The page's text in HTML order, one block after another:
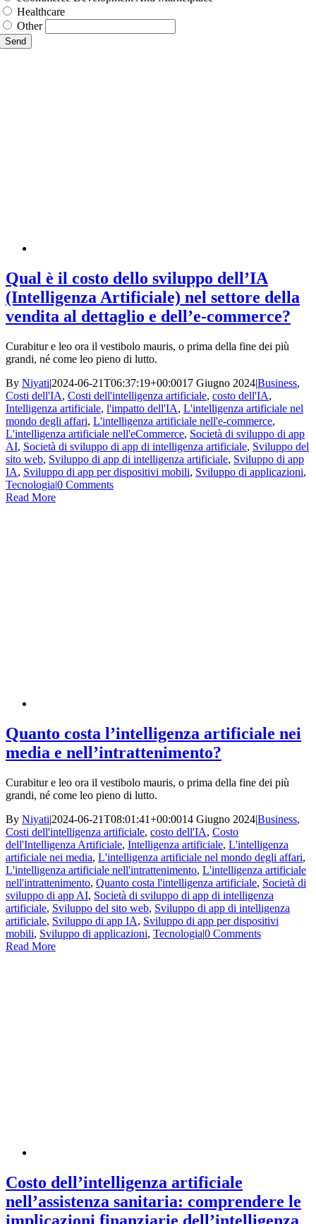
Healthcare
Other
Send
Qual è il costo dello sviluppo dell’IA
(Intelligenza Artificiale) nel settore della
vendita al dettaglio e dell’e-commerce?
Curabitur e leo ora il vestibolo mauris, o prima della fine dei più
grandi, né come leo pieno di lutto.
By Niyati|2024-06-21T06:37:19+00:0017 Giugno 2024|Business,
Costi dell'IA, Costi dell'intelligenza artificiale, costo dell'IA,
Intelligenza artificiale, l'impatto dell'IA, L'intelligenza artificiale nel
mondo degli affari, L'intelligenza artificiale nell'e-commerce,
L'intelligenza artificiale nell'eCommerce, Società di sviluppo di app
AI, Società di sviluppo di app di intelligenza artificiale, Sviluppo del
sito web, Sviluppo di app di intelligenza artificiale, Sviluppo di app
IA, Sviluppo di app per dispositivi mobili, Sviluppo di applicazioni,
Tecnologia|0 Comments
Read More
Quanto costa l’intelligenza artificiale nei
media e nell’intrattenimento?
Curabitur e leo ora il vestibolo mauris, o prima della fine dei più
grandi, né come leo pieno di lutto.
By Niyati|2024-06-21T08:01:41+00:0014 Giugno 2024|Business,
Costi dell'intelligenza artificiale, costo dell'IA, Costo
dell'Intelligenza Artificiale, Intelligenza artificiale, L'intelligenza
artificiale nei media, L'intelligenza artificiale nel mondo degli affari,
L'intelligenza artificiale nell'intrattenimento, L'intelligenza artificiale
nell'intrattenimento, Quanto costa l'intelligenza artificiale, Società di
sviluppo di app AI, Società di sviluppo di app di intelligenza
artificiale, Sviluppo del sito web, Sviluppo di app di intelligenza
artificiale, Sviluppo di app IA, Sviluppo di app per dispositivi
mobili, Sviluppo di applicazioni, Tecnologia|0 Comments
Read More
Costo dell’intelligenza artificiale
nell’assistenza sanitaria: comprendere le